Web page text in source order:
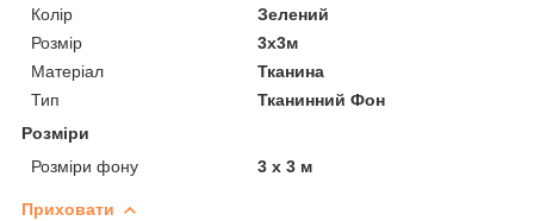
Колір
Зелений
Розмір
3х3м
Матеріал
Тканина
Тип
Тканинний Фон
Розміри
Розміри фону
3 х 3 м
Приховати